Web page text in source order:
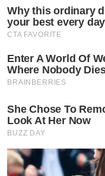
Why this ordinary
your best every day
CTA FAVORITE
Enter A World Of
Where Nobody
BRAINBERRIES
She Chose To
Look At Her Now
BUZZ DAY